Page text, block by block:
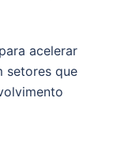
acelerar
setores que